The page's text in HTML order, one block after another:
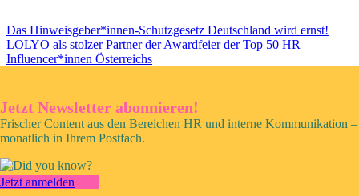
Das Hinweisgeber*innen-Schutzgesetz Deutschland wird ernst!
LOLYO als stolzer Partner der Awardfeier der Top 50 HR
Influencer*innen Österreichs
Jetzt Newsletter abonnieren!
Frischer Content aus den Bereichen HR und interne Kommunikation –
monatlich in Ihrem Postfach.
Jetzt anmelden